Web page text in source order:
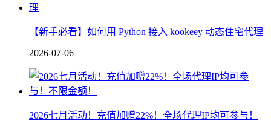
【新手必看】如何用 Python 接入 kookeey 动态住宅代理
2026-07-06
2026七月活动！充值加赠22%！全场代理IP均可参与！